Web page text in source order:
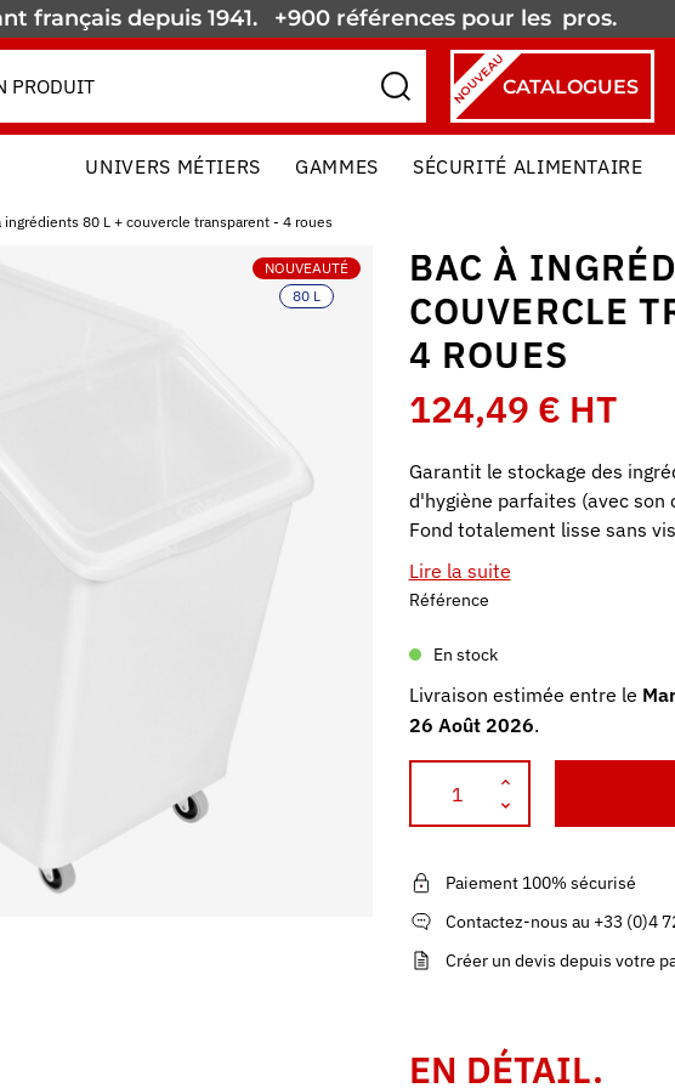
français depuis 1941. +900 références pour les pros.
NOUVEAUCATALOGUES
UNIVERS MÉTIERS GAMMES SÉCURITÉ ALIMENTAIRE
ingrédients 80 L + couvercle transparent - 4 roues
NOUVEAUTÉ
80 L
BAC À
COUVERCLE
4 ROUES
124,49 € HT
Garantit le stockage des
d'hygiène parfaites (avec son
Fond totalement lisse sans
Lire la suite
Référence
En stock
Livraison estimée entre le
26 Août 2026.
Paiement 100% sécurisé
Contactez-nous au +33 (0)4
Créer un devis depuis votre
EN DÉTAIL.